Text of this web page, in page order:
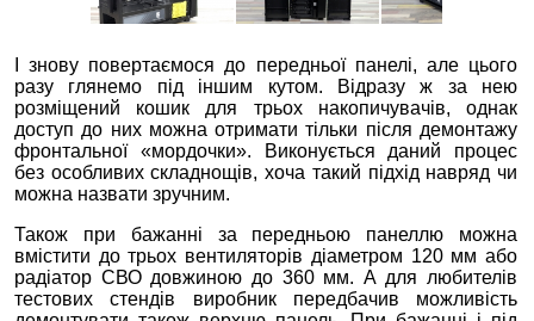
І знову повертаємося до передньої панелі, але цього
разу глянемо під іншим кутом. Відразу ж за нею
розміщений кошик для трьох накопичувачів, однак
доступ до них можна отримати тільки після демонтажу
фронтальної «мордочки». Виконується даний процес
без особливих складнощів, хоча такий підхід навряд чи
можна назвати зручним.
Також при бажанні за передньою панеллю можна
вмістити до трьох вентиляторів діаметром 120 мм або
радіатор СВО довжиною до 360 мм. А для любителів
тестових стендів виробник передбачив можливість